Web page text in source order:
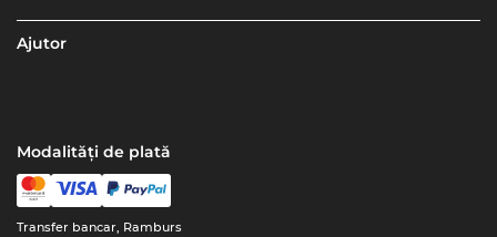
Ajutor
Modalități de plată
Transfer bancar, Ramburs